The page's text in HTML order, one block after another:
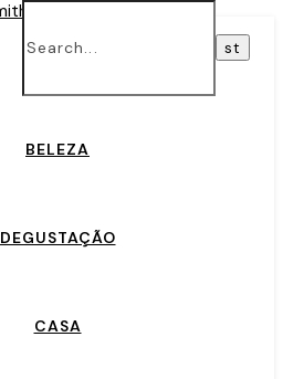
BELEZA
DEGUSTAÇÃO
CASA